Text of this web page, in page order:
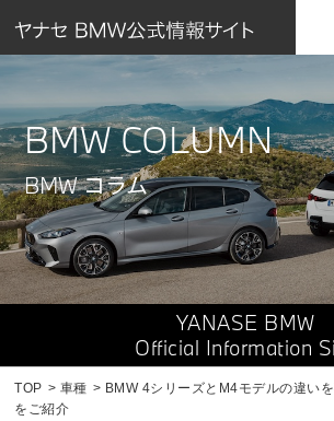
BMW COLUMN
BMW コラム
YANASE BMW
Official Information
TOP 車種
BMW 4シリーズとM4モデルの違い
をご紹介